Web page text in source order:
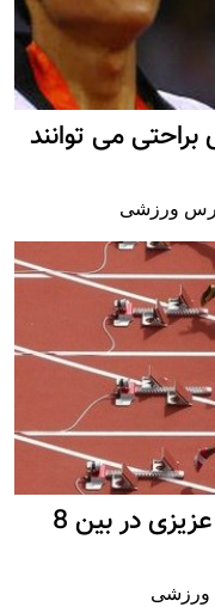
براحتی می توانند
ورزشی
دوش 100 متر مردان: مسعود عزیزی در بین 8
ورزشی